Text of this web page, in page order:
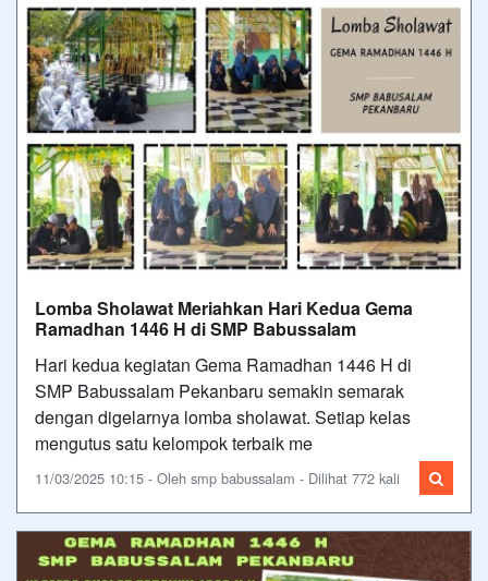
Lomba Sholawat Meriahkan Hari Kedua Gema
Ramadhan 1446 H di SMP Babussalam
Hari kedua kegiatan Gema Ramadhan 1446 H di
SMP Babussalam Pekanbaru semakin semarak
dengan digelarnya lomba sholawat. Setiap kelas
mengutus satu kelompok terbaik me
11/03/2025 10:15 - Oleh smp babussalam - Dilihat 772 kali